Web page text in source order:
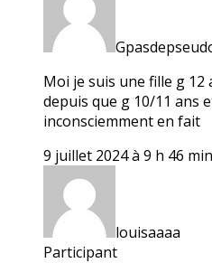
Moi je suis une fille g 12
depuis que g 10/11 ans
inconsciemment en fait
9 juillet 2024 à 9 h 46 min
louisaaaa
Participant